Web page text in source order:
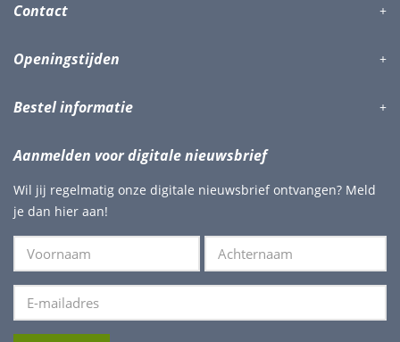
Contact
Openingstijden
Bestel informatie
Aanmelden voor digitale nieuwsbrief
Wil jij regelmatig onze digitale nieuwsbrief ontvangen? Meld
je dan hier aan!